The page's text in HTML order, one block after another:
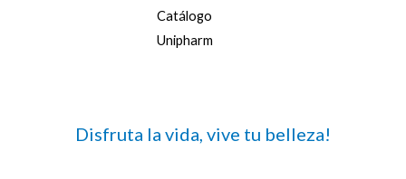
Catálogo
Unipharm
Disfruta la vida, vive tu belleza!